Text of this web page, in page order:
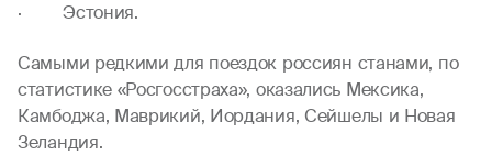
· Эстония.
Самыми редкими для поездок россиян станами, по
статистике «Росгосстраха», оказались Мексика,
Камбоджа, Маврикий, Иордания, Сейшелы и Новая
Зеландия.